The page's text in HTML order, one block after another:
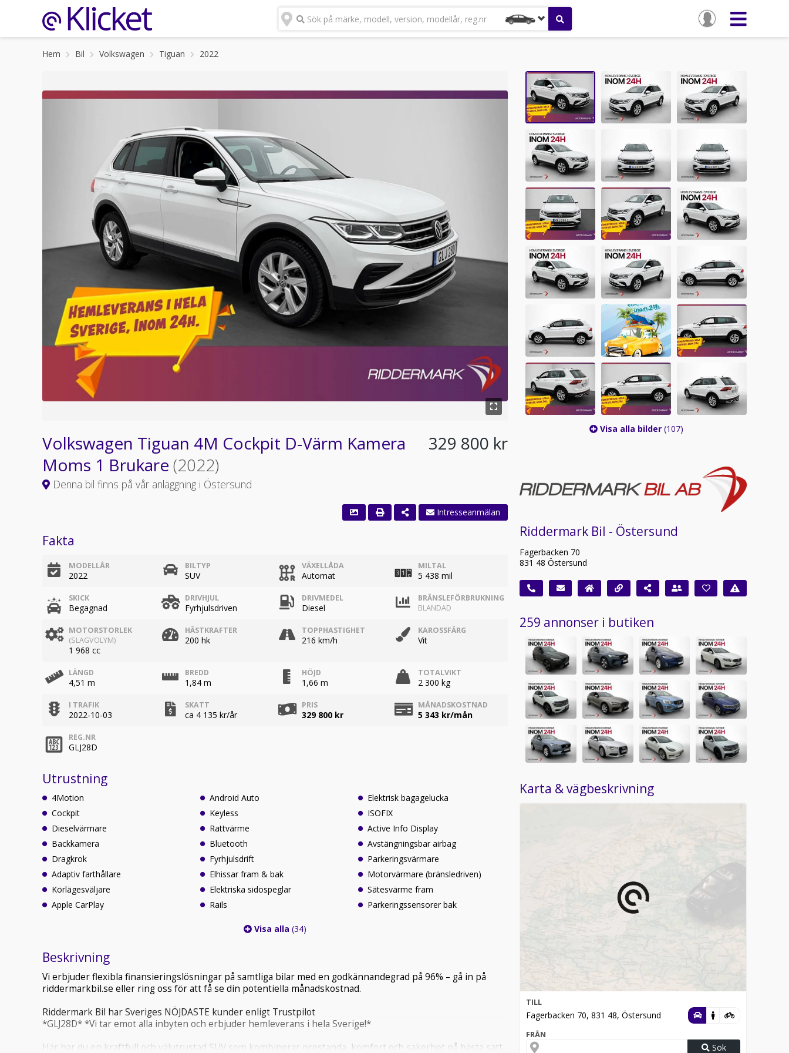
Sök på märke, modell, version, modellår, reg.nr
Hem Bil Volkswagen Tiguan 2022
Volkswagen Tiguan 4M Cockpit D-Värm Kamera
Moms 1 Brukare (2022)
Denna bil finns på vår anläggning i Östersund
329 800 kr
Fakta
MODELLÅR
2022
BILTYP
SUV
VÄXELLÅDA
Automat
MILTAL
5 438 mil
SKICK
Begagnad
DRIVHJUL
Fyrhjulsdriven
DRIVMEDEL
Diesel
BRÄNSLEFÖRBRUKNING
BLANDAD
MOTORSTORLEK
(SLAGVOLYM)
1 968 cc
HÄSTKRAFTER
200 hk
TOPPHASTIGHET
216 km/h
KAROSSFÄRG
Vit
LÄNGD
4,51 m
BREDD
1,84 m
HÖJD
1,66 m
TOTALVIKT
2 300 kg
I TRAFIK
2022-10-03
SKATT
ca 4 135 kr/år
PRIS
329 800 kr
MÅNADSKOSTNAD
5 343 kr/mån
REG.NR
GLJ28D
Utrustning
4Motion
Cockpit
Dieselvärmare
Backkamera
Dragkrok
Adaptiv farthållare
Körlägesväljare
Apple CarPlay
Android Auto
Keyless
Rattvärme
Bluetooth
Fyrhjulsdrift
Elhissar fram & bak
Elektriska sidospeglar
Rails
Elektrisk bagagelucka
ISOFIX
Active Info Display
Avstängningsbar airbag
Parkeringsvärmare
Motorvärmare (bränsledriven)
Sätesvärme fram
Parkeringssensorer bak
Visa alla(34)
Beskrivning
Vi erbjuder flexibla finansieringslösningar på samtliga bilar med en godkännandegrad på 96% – gå in på
riddermarkbil.se eller ring oss för att få se din potentiella månadskostnad.
Riddermark Bil har Sveriges NÖJDASTE kunder enligt Trustpilot
*GLJ28D* *Vi tar emot alla inbyten och erbjuder hemleverans i hela Sverige!*
Här har du en kraftfull och välutrustad SUV som kombinerar prestanda, komfort och säkerhet på bästa sätt.
Visa alla bilder (107)
Riddermark Bil - Östersund
Fagerbacken 70
831 48 Östersund
259 annonser i butiken
Karta & vägbeskrivning
TILL
Fagerbacken 70, 831 48, Östersund
FRÅN
Sök